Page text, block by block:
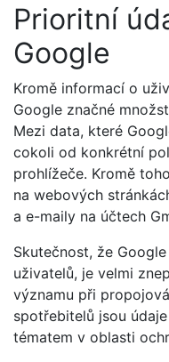
Prioritní
Google
Kromě informací o
Google značné
Mezi data, které
cokoli od konkrétní
prohlížeče. Kromě
na webových
a e-maily na účtech
Skutečnost, že
uživatelů, je velmi
významu při
spotřebitelů jsou
tématem v oblasti